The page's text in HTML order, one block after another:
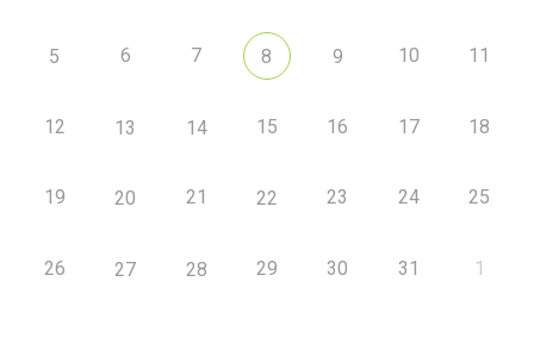
5 6 7 8 9 10 11
12 13 14 15 16 17 18
19 20 21 22 23 24 25
26 27 28 29 30 31 1